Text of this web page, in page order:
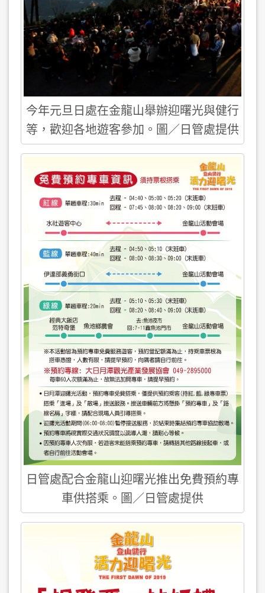
今年元旦日處在金龍山舉辦迎曙光與健行
等，歡迎各地遊客參加。圖／日管處提供
日管處配合金龍山迎曙光推出免費預約專
車供搭乘。圖／日管處提供